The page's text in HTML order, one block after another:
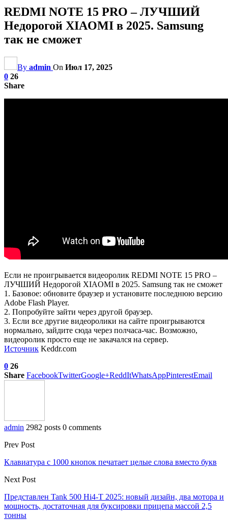
REDMI NOTE 15 PRO – ЛУЧШИЙ
Недорогой XIAOMI в 2025. Samsung
так не сможет
By admin On Июл 17, 2025
0 26
Share
Если не проигрывается видеоролик REDMI NOTE 15 PRO –
ЛУЧШИЙ Недорогой XIAOMI в 2025. Samsung так не сможет
1. Базовое: обновите браузер и установите последнюю версию
Adobe Flash Player.
2. Попробуйте зайти через другой браузер.
3. Если все другие видеоролики на сайте проигрываются
нормально, зайдите сюда через полчаса-час. Возможно,
видеоролик просто еще не закачался на сервер.
Источник Keddr.com
0 26
Share FacebookTwitterGoogle+ReddItWhatsAppPinterestEmail
admin 2982 posts 0 comments
Prev Post
Клавиатура с 1000 кнопок печатает целые слова вместо букв
Next Post
Представлен Tank 500 Hi4-T 2025: новый дизайн, два мотора и
мощность, достаточная для буксировки прицепа массой 2,5
тонны